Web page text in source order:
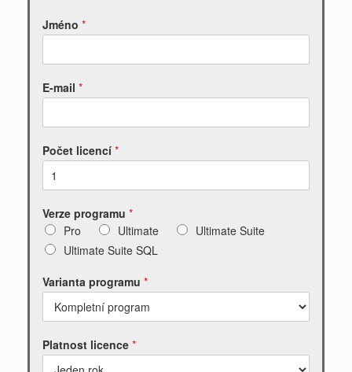
Jméno *
E-mail *
Počet licencí *
Verze programu *
Pro
Ultimate
Ultimate Suite
Ultimate Suite SQL
Varianta programu *
Platnost licence *